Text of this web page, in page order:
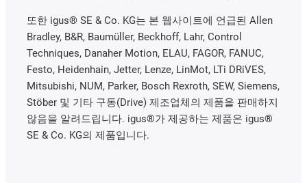
또한 igus® SE & Co. KG는 본 웹사이트에 언급된 Allen
Bradley, B&R, Baumüller, Beckhoff, Lahr, Control
Techniques, Danaher Motion, ELAU, FAGOR, FANUC,
Festo, Heidenhain, Jetter, Lenze, LinMot, LTi DRiVES,
Mitsubishi, NUM, Parker, Bosch Rexroth, SEW, Siemens,
Stöber 및 기타 구동(Drive) 제조업체의 제품을 판매하지
않음을 알려드립니다. igus®가 제공하는 제품은 igus®
SE & Co. KG의 제품입니다.